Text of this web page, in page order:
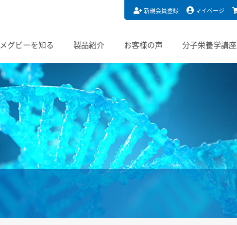
新規会員登録 マイページ
メグビーを知る 製品紹介 お客様の声 分子栄養学講座